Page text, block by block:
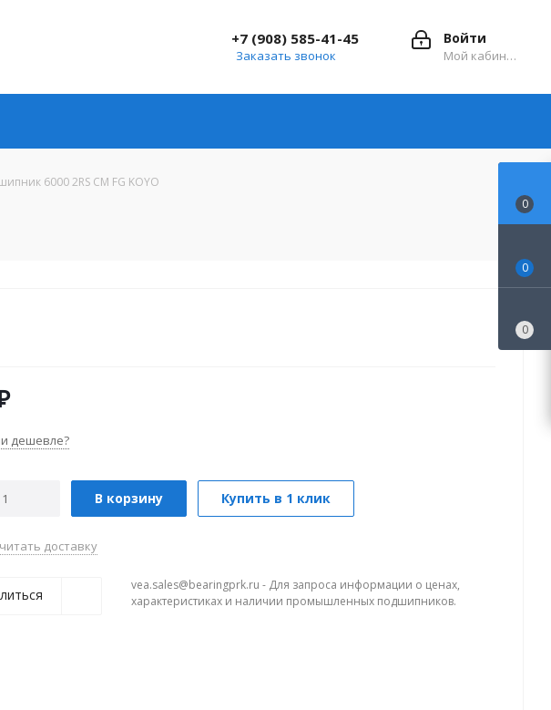
Войти
Мой кабинет
+7 (908) 585-41-45
Заказать звонок
6000 2RS CM FG KOYO
дешевле?
В корзину Купить в 1 клик
доставку
vea.sales@bearingprk.ru - Для запроса информации о ценах,
характеристиках и наличии промышленных подшипников.
0
0
0